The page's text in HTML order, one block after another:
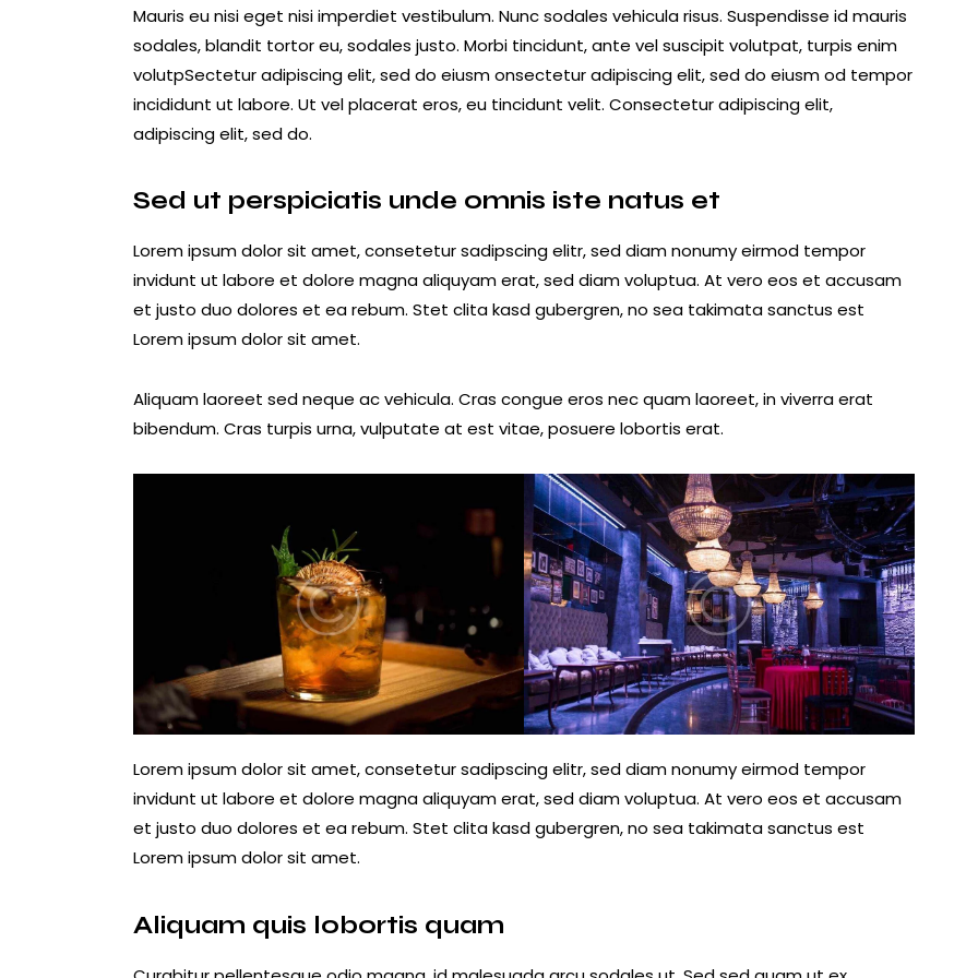
Mauris eu nisi eget nisi imperdiet vestibulum. Nunc sodales vehicula risus. Suspendisse id mauris
sodales, blandit tortor eu, sodales justo. Morbi tincidunt, ante vel suscipit volutpat, turpis enim
volutpSectetur adipiscing elit, sed do eiusm onsectetur adipiscing elit, sed do eiusm od tempor
incididunt ut labore. Ut vel placerat eros, eu tincidunt velit. Consectetur adipiscing elit,
adipiscing elit, sed do.
Sed ut perspiciatis unde omnis iste natus et
Lorem ipsum dolor sit amet, consetetur sadipscing elitr, sed diam nonumy eirmod tempor
invidunt ut labore et dolore magna aliquyam erat, sed diam voluptua. At vero eos et accusam
et justo duo dolores et ea rebum. Stet clita kasd gubergren, no sea takimata sanctus est
Lorem ipsum dolor sit amet.
Aliquam laoreet sed neque ac vehicula. Cras congue eros nec quam laoreet, in viverra erat
bibendum. Cras turpis urna, vulputate at est vitae, posuere lobortis erat.
Lorem ipsum dolor sit amet, consetetur sadipscing elitr, sed diam nonumy eirmod tempor
invidunt ut labore et dolore magna aliquyam erat, sed diam voluptua. At vero eos et accusam
et justo duo dolores et ea rebum. Stet clita kasd gubergren, no sea takimata sanctus est
Lorem ipsum dolor sit amet.
Aliquam quis lobortis quam